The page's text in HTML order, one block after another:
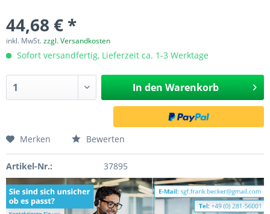
44,68 € *
inkl. MwSt.zzgl. Versandkosten
Sofort versandfertig, Lieferzeit ca. 1-3 Werktage
In den Warenkorb
Merken Bewerten
Artikel-Nr.: 37895